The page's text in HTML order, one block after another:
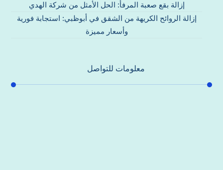
إزالة بقع صعبة المرفأ: الحل الأمثل من شركة الهدي
إزالة الروائح الكريهة من الشقق في أبوظبي: استجابة فورية
وأسعار مميزة
معلومات للتواصل